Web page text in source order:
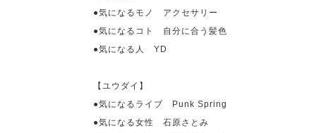
●気になるモノ アクセサリー
●気になるコト 自分に合う髪色
●気になる人 YD
【ユウダイ】
●気になるライブ
Punk Spring
●気になる女性 石原さとみ